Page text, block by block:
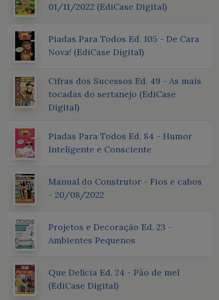
01/11/2022 (EdiCase Digital)
Piadas Para Todos Ed. 105 - De Cara
Nova! (EdiCase Digital)
Cifras dos Sucessos Ed. 49 - As mais
tocadas do sertanejo (EdiCase
Digital)
Piadas Para Todos Ed. 84 - Humor
Inteligente e Consciente
Manual do Construtor - Fios e cabos
- 20/08/2022
Projetos e Decoração Ed. 23 -
Ambientes Pequenos
Que Delícia Ed. 24 - Pão de mel
(EdiCase Digital)